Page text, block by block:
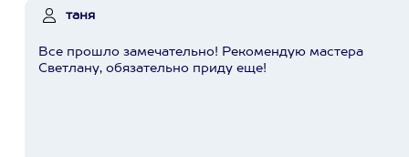
таня
Все прошло замечательно! Рекомендую мастера
Светлану, обязательно приду еще!